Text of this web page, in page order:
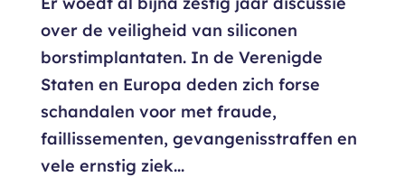
over de veiligheid van siliconen
borstimplantaten. In de Verenigde
Staten en Europa deden zich forse
schandalen voor met fraude,
faillissementen, gevangenisstraffen en
vele ernstig ziek...